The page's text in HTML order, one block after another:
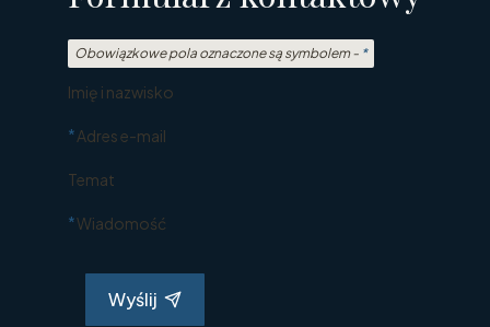
Obowiązkowe pola oznaczone są symbolem - *
Imię i nazwisko
*Adres e-mail
Temat
*Wiadomość
Wyślij